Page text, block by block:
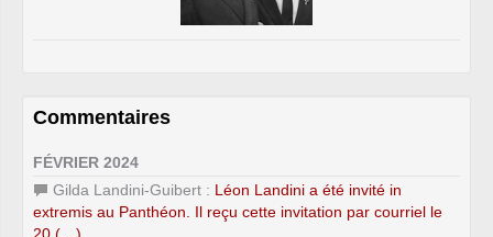
Commentaires
FÉVRIER 2024
Gilda Landini-Guibert : Léon Landini a été invité in
extremis au Panthéon. Il reçu cette invitation par courriel le